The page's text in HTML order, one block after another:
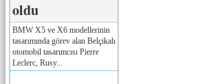
oldu
BMW X5 ve X6 modellerinin
tasarımında görev alan Belçikalı
otomobil tasarımcısı Pierre
Leclerc, Rusy...